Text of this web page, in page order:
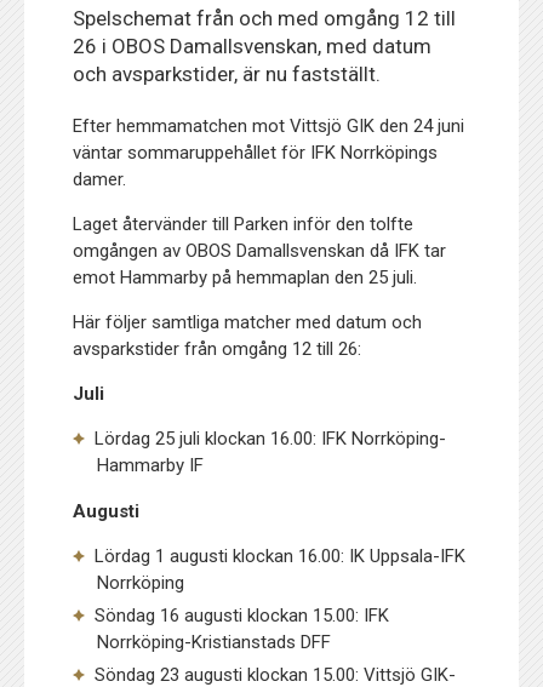
Spelschemat från och med omgång 12 till
26 i OBOS Damallsvenskan, med datum
och avsparkstider, är nu fastställt.
Efter hemmamatchen mot Vittsjö GIK den 24 juni
väntar sommaruppehållet för IFK Norrköpings
damer.
Laget återvänder till Parken inför den tolfte
omgången av OBOS Damallsvenskan då IFK tar
emot Hammarby på hemmaplan den 25 juli.
Här följer samtliga matcher med datum och
avsparkstider från omgång 12 till 26:
Juli
Lördag 25 juli klockan 16.00: IFK Norrköping-
Hammarby IF
Augusti
Lördag 1 augusti klockan 16.00: IK Uppsala-IFK
Norrköping
Söndag 16 augusti klockan 15.00: IFK
Norrköping-Kristianstads DFF
Söndag 23 augusti klockan 15.00: Vittsjö GIK-